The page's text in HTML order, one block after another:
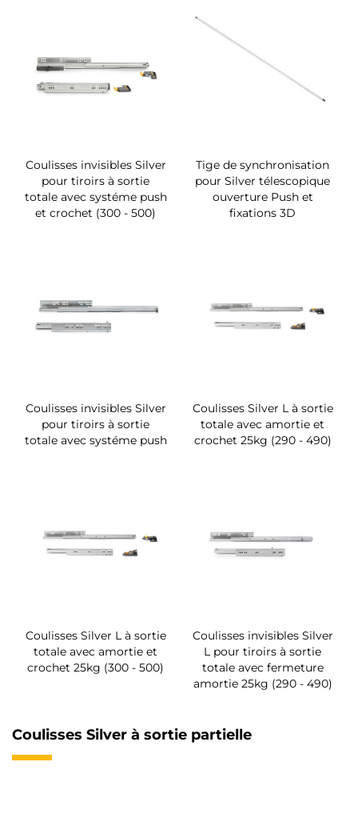
Coulisses invisibles Silver
pour tiroirs à sortie
totale avec systéme push
et crochet (300 - 500)
Tige de synchronisation
pour Silver télescopique
ouverture Push et
fixations 3D
Coulisses invisibles Silver
pour tiroirs à sortie
totale avec systéme push
Coulisses Silver L à sortie
totale avec amortie et
crochet 25kg (290 - 490)
Coulisses Silver L à sortie
totale avec amortie et
crochet 25kg (300 - 500)
Coulisses invisibles Silver
L pour tiroirs à sortie
totale avec fermeture
amortie 25kg (290 - 490)
Coulisses Silver à sortie partielle